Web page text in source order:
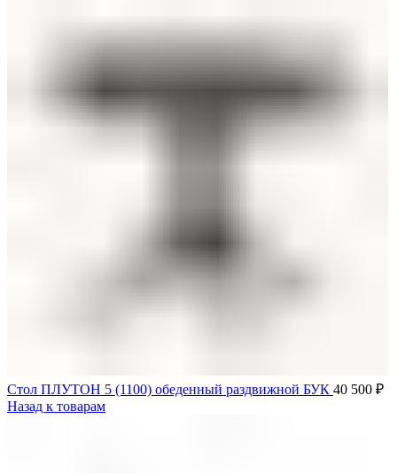
Стол ПЛУТОН 5 (1100) обеденный раздвижной БУК 40 500 ₽
Назад к товарам